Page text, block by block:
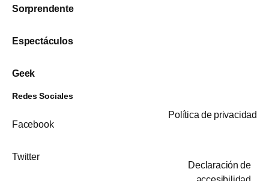
Sorprendente
Espectáculos
Geek
Redes Sociales
Facebook
Twitter
Política de privacidad
Declaración de